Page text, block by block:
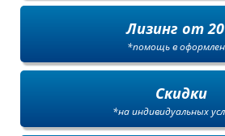
Лизинг от
*помощь в
Скидки
*на индивидуальных